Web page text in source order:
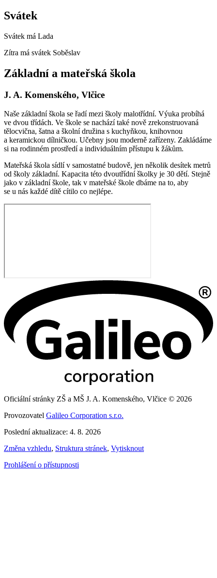
Svátek
Svátek má Lada
Zítra má svátek Soběslav
Základní a mateřská škola
J. A. Komenského, Vlčice
Naše základní škola se řadí mezi školy malotřídní. Výuka probíhá
ve dvou třídách. Ve škole se nachází také nově zrekonstruovaná
tělocvična, šatna a školní družina s kuchyňkou, knihovnou
a keramickou dílničkou. Učebny jsou moderně zařízeny. Zakládáme
si na rodinném prostředí a individuálním přístupu k žákům.
Mateřská škola sídlí v samostatné budově, jen několik desítek metrů
od školy základní. Kapacita této dvoutřídní školky je 30 dětí. Stejně
jako v základní škole, tak v mateřské škole dbáme na to, aby
se u nás každé dítě cítilo co nejlépe.
Oficiální stránky ZŠ a MŠ J. A. Komenského, Vlčice © 2026
Provozovatel Galileo Corporation s.r.o.
Poslední aktualizace: 4. 8. 2026
Změna vzhledu, Struktura stránek, Vytisknout
Prohlášení o přístupnosti